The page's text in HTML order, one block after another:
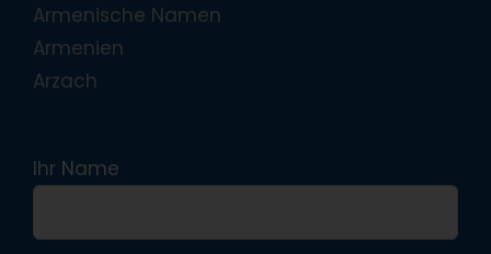
Armenische Namen
Armenien
Arzach
Ihr Name